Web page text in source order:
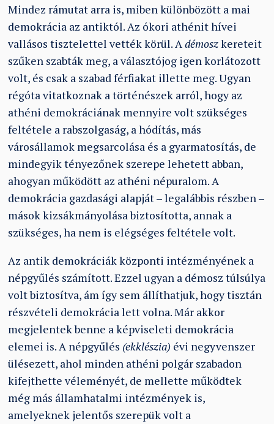
Mindez rámutat arra is, miben különbözött a mai
demokrácia az antiktól. Az ókori athénit hívei
vallásos tisztelettel vették körül. Adémoszkereteit
szűken szabták meg, a választójog igen korlátozott
volt, és csak a szabad férfiakat illette meg. Ugyan
régóta vitatkoznak a történészek arról, hogy az
athéni demokráciának mennyire volt szükséges
feltétele a rabszolgaság, a hódítás, más
városállamok megsarcolása és a gyarmatosítás, de
mindegyik tényezőnek szerepe lehetett abban,
ahogyan működött az athéni népuralom. A
demokrácia gazdasági alapját – legalábbis részben –
mások kizsákmányolása biztosította, annak a
szükséges, ha nem is elégséges feltétele volt.
Az antik demokráciák központi intézményének a
népgyűlés számított. Ezzel ugyan a démosz túlsúlya
volt biztosítva, ám így sem állíthatjuk, hogy tisztán
részvételi demokrácia lett volna. Már akkor
megjelentek benne a képviseleti demokrácia
elemei is. A népgyűlés (ekklészia) évi negyvenszer
ülésezett, ahol minden athéni polgár szabadon
kifejthette véleményét, de mellette működtek
még más államhatalmi intézmények is,
amelyeknek jelentős szerepük volt a